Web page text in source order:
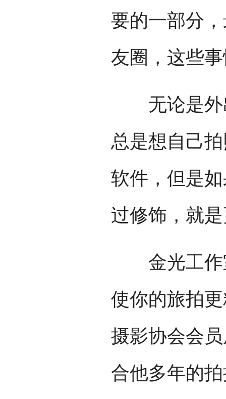
要的一部分
友圈，这些
无论是外
总是想自己
软件，但是
过修饰，就
金光工作
使你的旅拍
摄影协会会
合他多年的